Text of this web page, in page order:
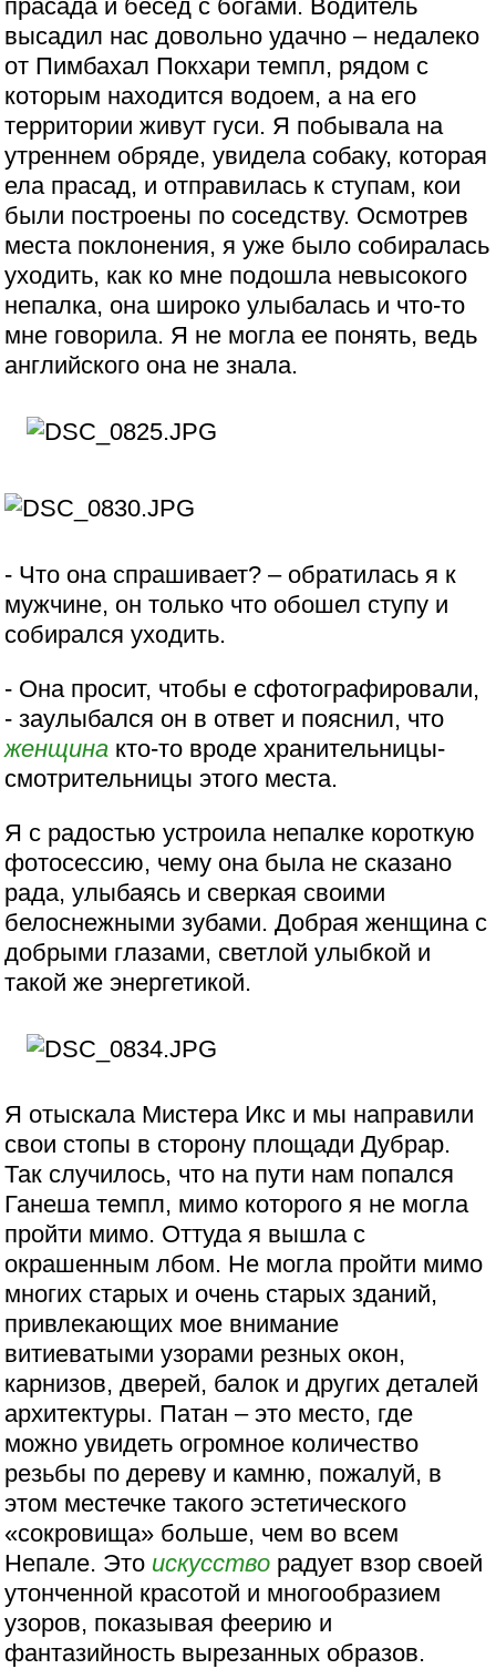
прасада и бесед с богами. Водитель
высадил нас довольно удачно – недалеко
от Пимбахал Покхари темпл, рядом с
которым находится водоем, а на его
территории живут гуси. Я побывала на
утреннем обряде, увидела собаку, которая
ела прасад, и отправилась к ступам, кои
были построены по соседству. Осмотрев
места поклонения, я уже было собиралась
уходить, как ко мне подошла невысокого
непалка, она широко улыбалась и что-то
мне говорила. Я не могла ее понять, ведь
английского она не знала.
- Что она спрашивает? – обратилась я к
мужчине, он только что обошел ступу и
собирался уходить.
- Она просит, чтобы е сфотографировали,
- заулыбался он в ответ и пояснил, что
женщина кто-то вроде хранительницы-
смотрительницы этого места.
Я с радостью устроила непалке короткую
фотосессию, чему она была не сказано
рада, улыбаясь и сверкая своими
белоснежными зубами. Добрая женщина с
добрыми глазами, светлой улыбкой и
такой же энергетикой.
Я отыскала Мистера Икс и мы направили
свои стопы в сторону площади Дубрар.
Так случилось, что на пути нам попался
Ганеша темпл, мимо которого я не могла
пройти мимо. Оттуда я вышла с
окрашенным лбом. Не могла пройти мимо
многих старых и очень старых зданий,
привлекающих мое внимание
витиеватыми узорами резных окон,
карнизов, дверей, балок и других деталей
архитектуры. Патан – это место, где
можно увидеть огромное количество
резьбы по дереву и камню, пожалуй, в
этом местечке такого эстетического
«сокровища» больше, чем во всем
Непале. Это искусство радует взор своей
утонченной красотой и многообразием
узоров, показывая феерию и
фантазийность вырезанных образов.